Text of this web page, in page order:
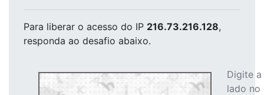
Para liberar o acesso do IP 216.73.216.128,
responda ao desafio abaixo.
Digite
lado no